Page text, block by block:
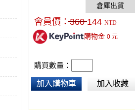
會員價：360 144 NTD
購物金 0元
購買數量：
加入購物車 加入收藏